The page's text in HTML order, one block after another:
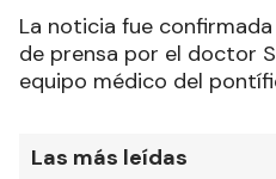
La noticia fue
de prensa por el doctor
equipo médico del
Las más leídas